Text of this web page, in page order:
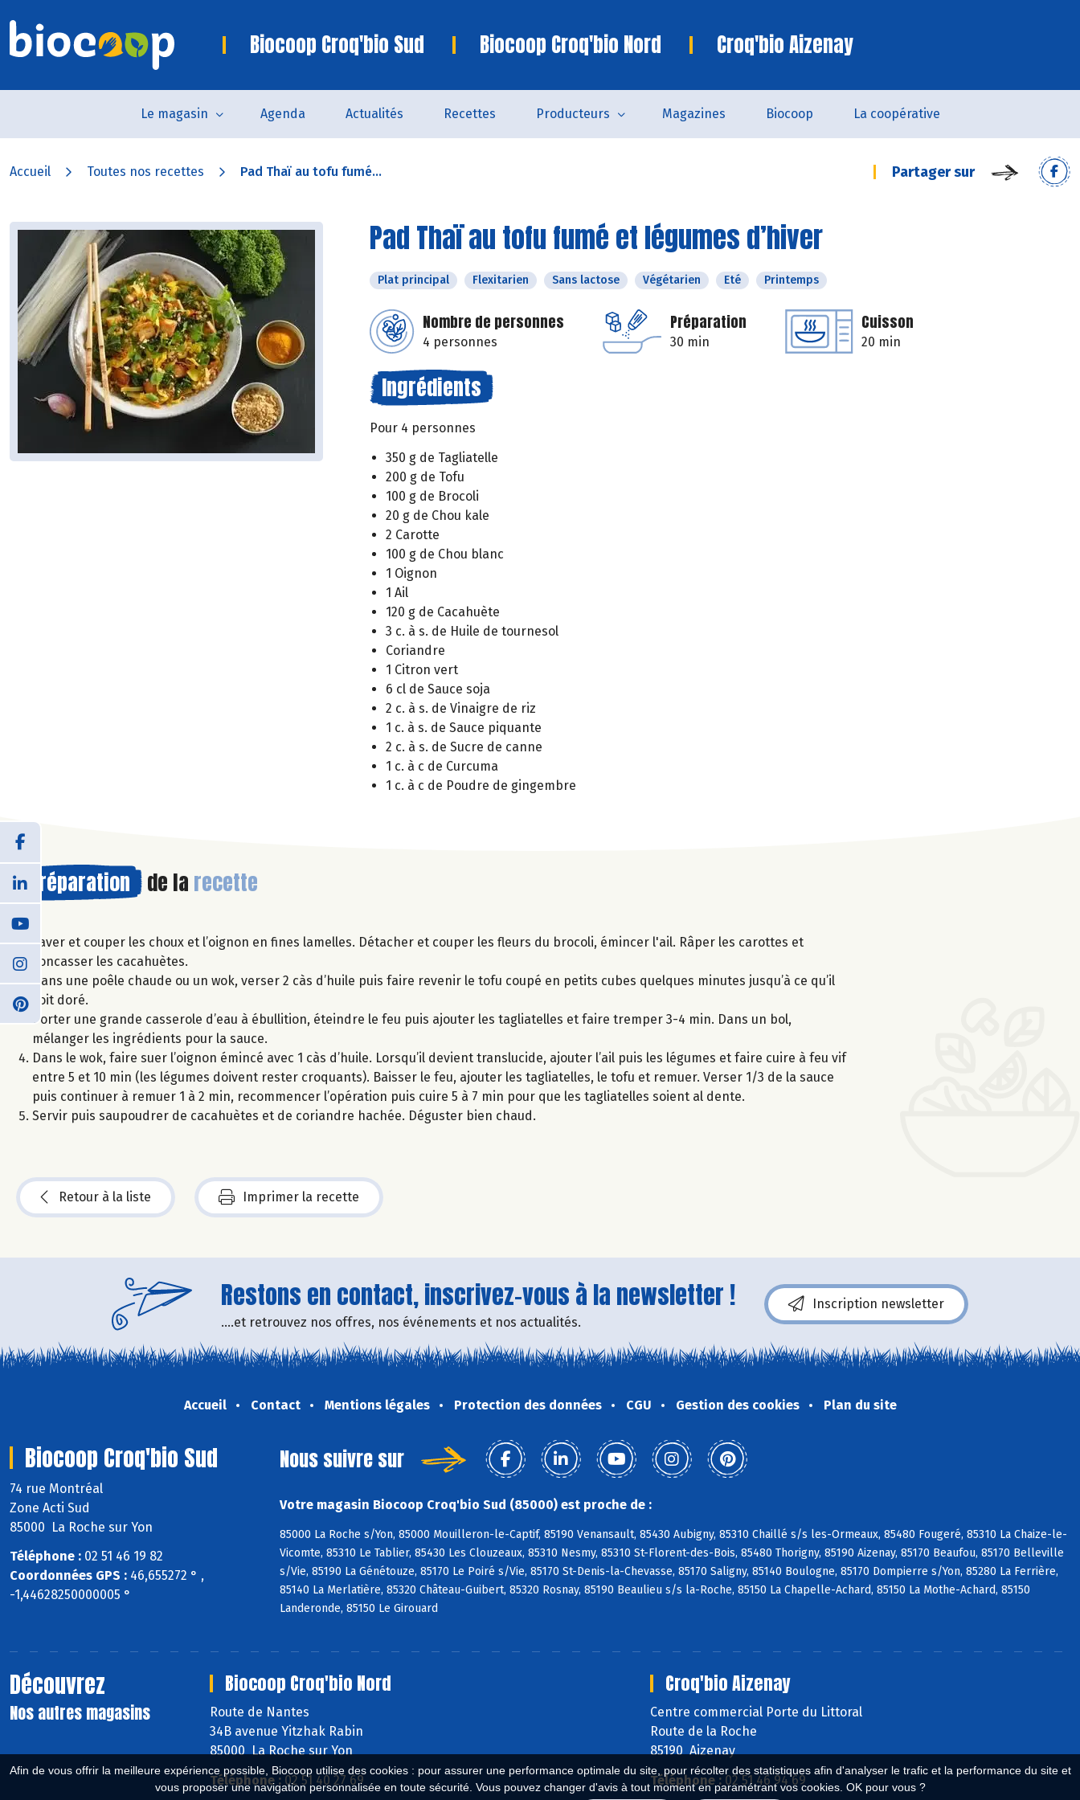
Afin de vous offrir la meilleure expérience possible, Biocoop utilise des cookies : pour assurer une performance optimale du site, pour récolter des statistiques afin d'analyser le trafic et la performance du site et
vous proposer une navigation personnalisée en toute sécurité. Vous pouvez changer d'avis à tout moment en paramétrant vos cookies. OK pour vous ?
Biocoop Croq'bio Sud Biocoop Croq'bio Nord Croq'bio Aizenay
Le magasin Agenda Actualités Recettes Producteurs Magazines Biocoop La coopérative
Accueil Toutes nos recettes Pad Thaï au tofu fumé... Partager sur
Pad Thaï au tofu fumé et légumes d’hiver
Plat principal Flexitarien Sans lactose Végétarien Eté Printemps
Nombre de personnes
4 personnes
Préparation
30 min
Cuisson
20 min
Ingrédients
Pour 4 personnes
350 g de Tagliatelle
200 g de Tofu
100 g de Brocoli
20 g de Chou kale
2 Carotte
100 g de Chou blanc
1 Oignon
1 Ail
120 g de Cacahuète
3 c. à s. de Huile de tournesol
Coriandre
1 Citron vert
6 cl de Sauce soja
2 c. à s. de Vinaigre de riz
1 c. à s. de Sauce piquante
2 c. à s. de Sucre de canne
1 c. à c de Curcuma
1 c. à c de Poudre de gingembre
Préparation de la recette
Laver et couper les choux et l’oignon en fines lamelles. Détacher et couper les fleurs du brocoli, émincer l'ail. Râper les carottes et
concasser les cacahuètes.
Dans une poêle chaude ou un wok, verser 2 càs d’huile puis faire revenir le tofu coupé en petits cubes quelques minutes jusqu’à ce qu’il
soit doré.
Porter une grande casserole d’eau à ébullition, éteindre le feu puis ajouter les tagliatelles et faire tremper 3-4 min. Dans un bol,
mélanger les ingrédients pour la sauce.
Dans le wok, faire suer l’oignon émincé avec 1 càs d’huile. Lorsqu’il devient translucide, ajouter l’ail puis les légumes et faire cuire à feu vif
entre 5 et 10 min (les légumes doivent rester croquants). Baisser le feu, ajouter les tagliatelles, le tofu et remuer. Verser 1/3 de la sauce
puis continuer à remuer 1 à 2 min, recommencer l’opération puis cuire 5 à 7 min pour que les tagliatelles soient al dente.
Servir puis saupoudrer de cacahuètes et de coriandre hachée. Déguster bien chaud.
Retour à la liste Imprimer la recette
Restons en contact, inscrivez-vous à la newsletter !
....et retrouvez nos offres, nos événements et nos actualités.
Inscription newsletter
Accueil Contact Mentions légales Protection des données CGU Gestion des cookies Plan du site
Biocoop Croq'bio Sud
74 rue Montréal
Zone Acti Sud
85000 La Roche sur Yon
Téléphone : 02 51 46 19 82
Coordonnées GPS : 46,655272 ° ,
-1,44628250000005 °
Nous suivre sur
Votre magasin Biocoop Croq'bio Sud (85000) est proche de :
85000 La Roche s/Yon, 85000 Mouilleron-le-Captif, 85190 Venansault, 85430 Aubigny, 85310 Chaillé s/s les-Ormeaux, 85480 Fougeré, 85310 La Chaize-le-
Vicomte, 85310 Le Tablier, 85430 Les Clouzeaux, 85310 Nesmy, 85310 St-Florent-des-Bois, 85480 Thorigny, 85190 Aizenay, 85170 Beaufou, 85170 Belleville
s/Vie, 85190 La Génétouze, 85170 Le Poiré s/Vie, 85170 St-Denis-la-Chevasse, 85170 Saligny, 85140 Boulogne, 85170 Dompierre s/Yon, 85280 La Ferrière,
85140 La Merlatière, 85320 Château-Guibert, 85320 Rosnay, 85190 Beaulieu s/s la-Roche, 85150 La Chapelle-Achard, 85150 La Mothe-Achard, 85150
Landeronde, 85150 Le Girouard
Découvrez
Nos autres magasins
Biocoop Croq'bio Nord
Route de Nantes
34B avenue Yitzhak Rabin
85000 La Roche sur Yon
Téléphone : 02 51 40 27 69
Croq'bio Aizenay
Centre commercial Porte du Littoral
Route de la Roche
85190 Aizenay
Téléphone :02 51 46 94 69